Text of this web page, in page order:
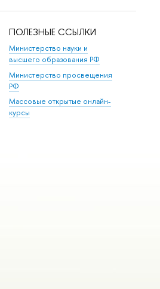
ПОЛЕЗНЫЕ ССЫЛКИ
Министерство науки и
высшего образования РФ
Министерство просвещения
РФ
Массовые открытые онлайн-
курсы